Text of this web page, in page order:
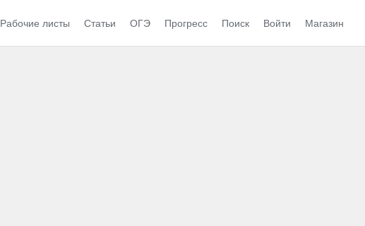
Рабочие листы Статьи ОГЭ Прогресс Поиск Войти Магазин